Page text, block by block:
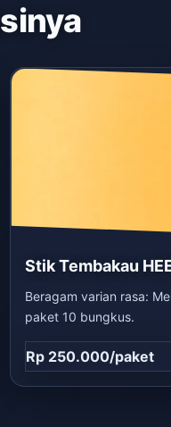
Stik Tembakau
Beragam varian rasa:
paket 10 bungkus.
Rp 250.000/paket